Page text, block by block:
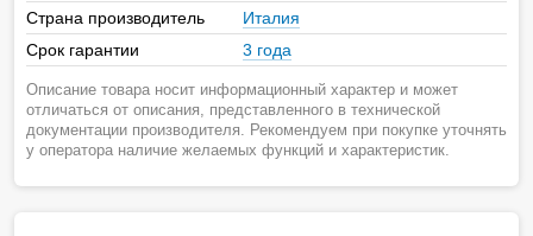
Страна производитель
Италия
Срок гарантии
3 года
Описание товара носит информационный характер и может
отличаться от описания, представленного в технической
документации производителя. Рекомендуем при покупке уточнять
у оператора наличие желаемых функций и характеристик.